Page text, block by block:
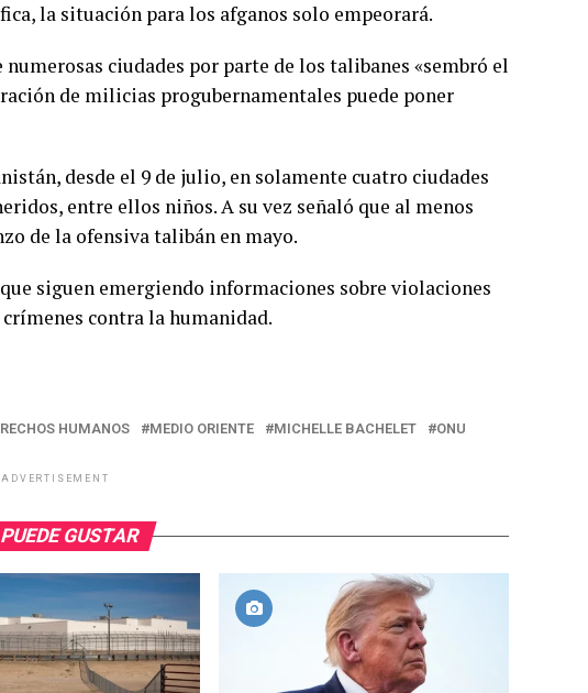
la situación para los afganos solo empeorará.
ciudades por parte de los talibanes «sembró el
de milicias progubernamentales puede poner
desde el 9 de julio, en solamente cuatro ciudades
entre ellos niños. A su vez señaló que al menos
de la ofensiva talibán en mayo.
siguen emergiendo informaciones sobre violaciones
contra la humanidad.
HUMANOS MEDIO ORIENTE MICHELLE BACHELET ONU
ADVERTISEMENT
GUSTAR